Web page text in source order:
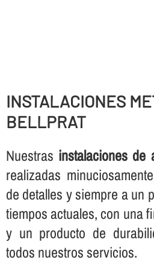
INSTALACIONES
BELLPRAT
Nuestras instalaciones de
realizadas
de detalles y siempre a un
tiempos actuales, con una
y un producto de
todos nuestros servicios.